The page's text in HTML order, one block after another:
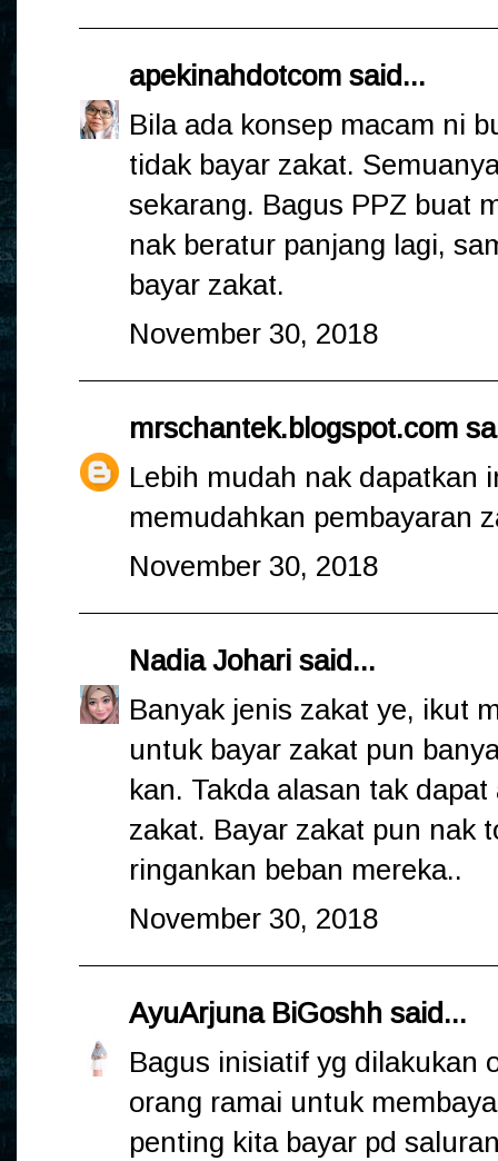
apekinahdotcom said...
Bila ada konsep macam ni
tidak bayar zakat.
sekarang. Bagus PPZ buat
nak beratur panjang lagi,
bayar zakat.
November 30, 2018
mrschantek.blogspot.com
Lebih mudah nak dapatkan
memudahkan pembayaran
November 30, 2018
Nadia Johari said...
Banyak jenis zakat ye, ikut
untuk bayar zakat pun
kan. Takda alasan tak
zakat. Bayar zakat pun nak
ringankan beban mereka..
November 30, 2018
AyuArjuna BiGoshh said...
Bagus inisiatif yg dilakukan
orang ramai untuk
penting kita bayar pd